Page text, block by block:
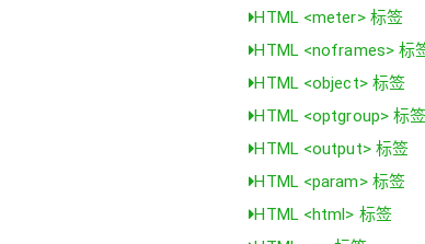
HTML <meter> 标签
HTML <noframes> 标
HTML <object> 标签
HTML <optgroup> 标
HTML <output> 标签
HTML <param> 标签
HTML <html> 标签